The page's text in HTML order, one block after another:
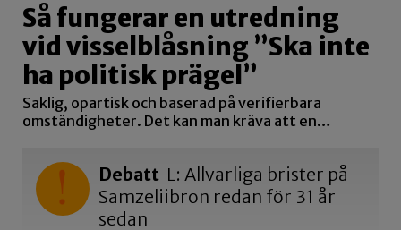
Så fungerar en utredning
vid visselblåsning ”Ska inte
ha politisk prägel”
Saklig, opartisk och baserad på verifierbara
omständigheter. Det kan man kräva att en…
Debatt L: Allvarliga brister på
Samzeliibron redan för 31 år
sedan